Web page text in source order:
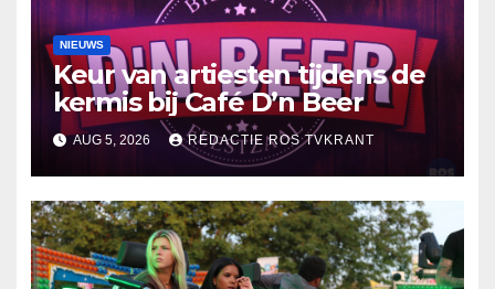
NIEUWS
Keur van artiesten tijdens de
kermis bij Café D’n Beer
AUG 5, 2026 REDACTIE ROS TVKRANT